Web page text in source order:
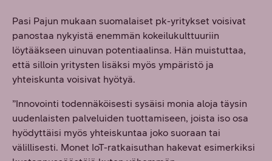
Pasi Pajun mukaan suomalaiset pk-yritykset voisivat
panostaa nykyistä enemmän kokeilukulttuuriin
löytääkseen uinuvan potentiaalinsa. Hän muistuttaa,
että silloin yritysten lisäksi myös ympäristö ja
yhteiskunta voisivat hyötyä.
”Innovointi todennäköisesti sysäisi monia aloja täysin
uudenlaisten palveluiden tuottamiseen, joista iso osa
hyödyttäisi myös yhteiskuntaa joko suoraan tai
välillisesti. Monet IoT-ratkaisuthan hakevat esimerkiksi